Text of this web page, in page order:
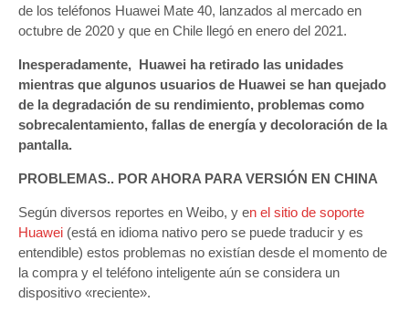
de los teléfonos Huawei Mate 40, lanzados al mercado en
octubre de 2020 y que en Chile llegó en enero del 2021.
Inesperadamente, Huawei ha retirado las unidades
mientras que algunos usuarios de Huawei se han quejado
de la degradación de su rendimiento, problemas como
sobrecalentamiento, fallas de energía y decoloración de la
pantalla.
PROBLEMAS.. POR AHORA PARA VERSIÓN EN CHINA
Según diversos reportes en Weibo, y en el sitio de soporte
Huawei (está en idioma nativo pero se puede traducir y es
entendible) estos problemas no existían desde el momento de
la compra y el teléfono inteligente aún se considera un
dispositivo «reciente».